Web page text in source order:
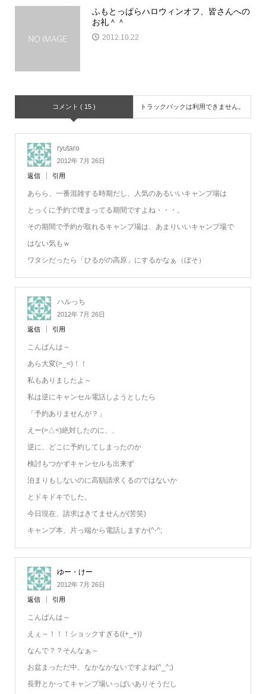
ふもとっぱらハロウィンオフ、皆さんへの
お礼＾＾
2012.10.22
コメント ( 15 ) トラックバックは利用できません。
ryutaro
2012年 7月 26日
返信 引用
あらら、一番混雑する時期だし、人気のあるいいキャンプ場は
とっくに予約で埋まってる期間ですよね・・・。
その期間で予約が取れるキャンプ場は、あまりいいキャンプ場で
はない気もｗ
ワタシだったら「ひるがの高原」にするかなぁ（ぼそ）
ハルっち
2012年 7月 26日
返信 引用
こんばんは～
あら大変(>_<)！！
私もありましたよ～
私は逆にキャンセル電話しようとしたら
「予約ありませんが？」
えー(>△<)絶対したのに、、
逆に、どこに予約してしまったのか
検討もつかずキャンセルも出来ず
泊まりもしないのに高額請求くるのではないか
とドキドキでした。
今日現在、請求はきてませんが(苦笑)
キャンプ本、片っ端から電話しますか(^-^;
ゆー・けー
2012年 7月 26日
返信 引用
こんばんは～
えぇ～！！！ショックすぎる((+_+))
なんで？？そんなぁ～
お盆まっただ中、なかなかないですよね(^_^;)
長野とかってキャンプ場いっぱいありそうだし